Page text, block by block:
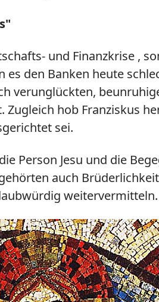
und Finanzkrise ,
den Banken heute
verunglückten,
hob Franziskus
sei.
Person Jesu und die
auch
weitervermitteln.